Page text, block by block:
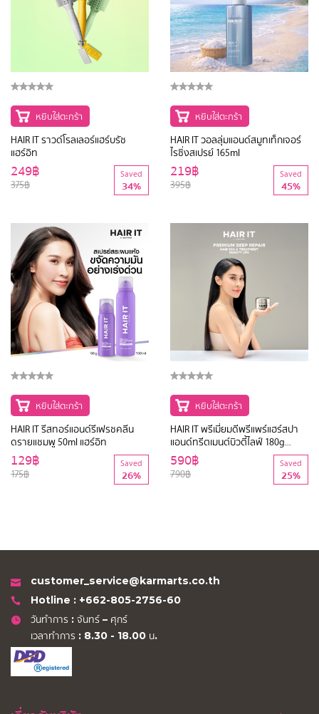
หยิบใส่ตะกร้า
HAIR IT ราวด์โรลเลอร์แฮร์บรัช
แฮร์อิท
375฿
249฿ Saved
34%
หยิบใส่ตะกร้า
HAIR IT วอลลุ่มแอนด์สมูทเท็กเจอร์
ไรซิ่งสเปรย์ 165ml
395฿
219฿ Saved
45%
หยิบใส่ตะกร้า
HAIR IT รีสทอร์แอนด์รีเฟรชคลีน
ดรายแชมพู 50ml แฮร์อิท
175฿
129฿ Saved
26%
หยิบใส่ตะกร้า
HAIR IT พรีเมี่ยมดีพรีแพร์แฮร์สปา
แอนด์ทรีตเมนต์บิวตี้ไลฟ์ 180g
แฮร์อิท
790฿
590฿ Saved
25%
customer_service@karmarts.co.th
Hotline : +662-805-2756-60
วันทำการ : จันทร์ – ศุกร์
เวลาทำการ : 8.30 - 18.00 น.